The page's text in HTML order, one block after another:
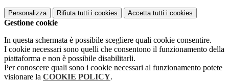
Personalizza Rifiuta tutti i cookies Accetta tutti i cookies
Gestione cookie
In questa schermata è possibile scegliere quali cookie consentire.
I cookie necessari sono quelli che consentono il funzionamento della
piattaforma e non è possibile disabilitarli.
Per conoscere quali sono i cookie necessari al funzionamento potete
visionare la COOKIE POLICY.